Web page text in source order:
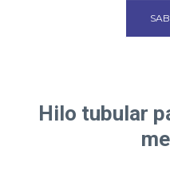
Hilo tubular